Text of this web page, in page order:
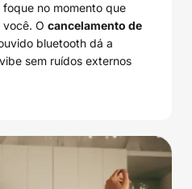
no momento que
O cancelamento de
bluetooth dá a
sem ruídos externos